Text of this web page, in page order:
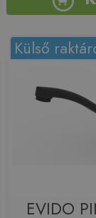
Külső
EVIDO